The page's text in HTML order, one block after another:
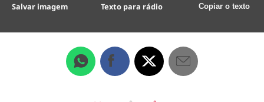
Salvar imagem Texto para rádio Copiar o texto